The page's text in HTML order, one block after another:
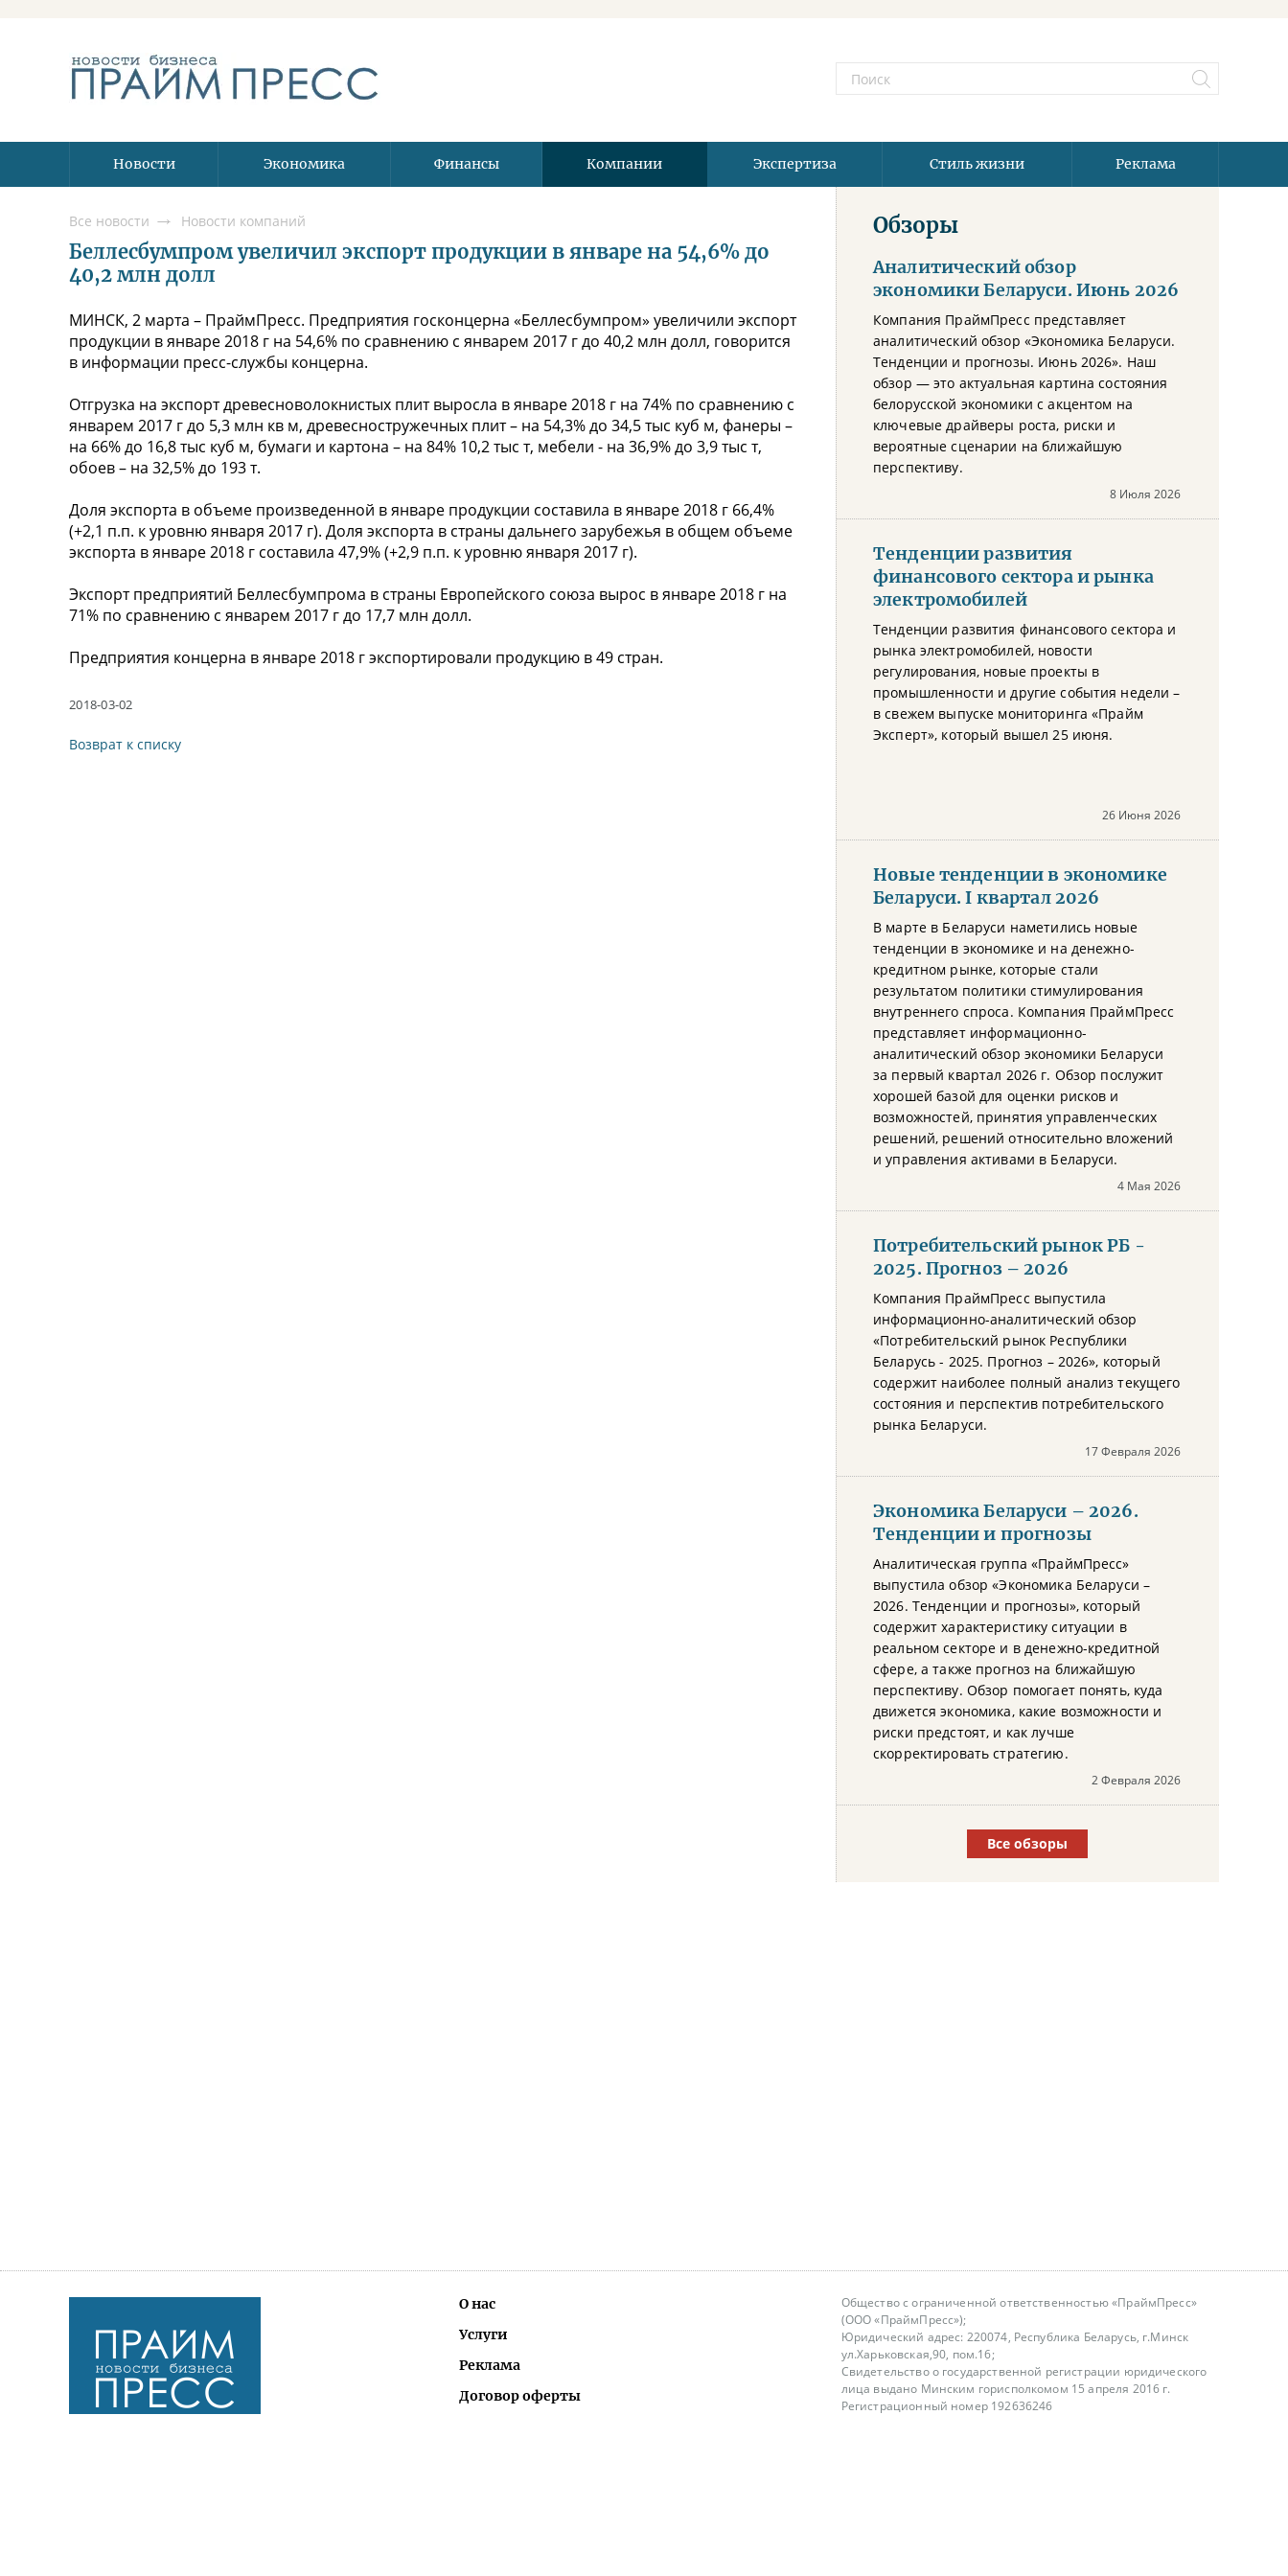
Новости Экономика Финансы Компании Экспертиза Стиль жизни Реклама
Все новости Новости компаний
Беллесбумпром увеличил экспорт продукции в январе на 54,6% до
40,2 млн долл
МИНСК, 2 марта – ПраймПресс. Предприятия госконцерна «Беллесбумпром» увеличили экспорт
продукции в январе 2018 г на 54,6% по сравнению с январем 2017 г до 40,2 млн долл, говорится
в информации пресс-службы концерна.
Отгрузка на экспорт древесноволокнистых плит выросла в январе 2018 г на 74% по сравнению с
январем 2017 г до 5,3 млн кв м, древесностружечных плит – на 54,3% до 34,5 тыс куб м, фанеры –
на 66% до 16,8 тыс куб м, бумаги и картона – на 84% 10,2 тыс т, мебели - на 36,9% до 3,9 тыс т,
обоев – на 32,5% до 193 т.
Доля экспорта в объеме произведенной в январе продукции составила в январе 2018 г 66,4%
(+2,1 п.п. к уровню января 2017 г). Доля экспорта в страны дальнего зарубежья в общем объеме
экспорта в январе 2018 г составила 47,9% (+2,9 п.п. к уровню января 2017 г).
Экспорт предприятий Беллесбумпрома в страны Европейского союза вырос в январе 2018 г на
71% по сравнению с январем 2017 г до 17,7 млн долл.
Предприятия концерна в январе 2018 г экспортировали продукцию в 49 стран.
2018-03-02
Возврат к списку
Обзоры
Аналитический обзор
экономики Беларуси. Июнь 2026
Компания ПраймПресс представляет
аналитический обзор «Экономика Беларуси.
Тенденции и прогнозы. Июнь 2026». Наш
обзор — это актуальная картина состояния
белорусской экономики с акцентом на
ключевые драйверы роста, риски и
вероятные сценарии на ближайшую
перспективу.
8 Июля 2026
Тенденции развития
финансового сектора и рынка
электромобилей
Тенденции развития финансового сектора и
рынка электромобилей, новости
регулирования, новые проекты в
промышленности и другие события недели –
в свежем выпуске мониторинга «Прайм
Эксперт», который вышел 25 июня.
26 Июня 2026
Новые тенденции в экономике
Беларуси. I квартал 2026
В марте в Беларуси наметились новые
тенденции в экономике и на денежно-
кредитном рынке, которые стали
результатом политики стимулирования
внутреннего спроса. Компания ПраймПресс
представляет информационно-
аналитический обзор экономики Беларуси
за первый квартал 2026 г. Обзор послужит
хорошей базой для оценки рисков и
возможностей, принятия управленческих
решений, решений относительно вложений
и управления активами в Беларуси.
4 Мая 2026
Потребительский рынок РБ -
2025. Прогноз – 2026
Компания ПраймПресс выпустила
информационно-аналитический обзор
«Потребительский рынок Республики
Беларусь - 2025. Прогноз – 2026», который
содержит наиболее полный анализ текущего
состояния и перспектив потребительского
рынка Беларуси.
17 Февраля 2026
Экономика Беларуси – 2026.
Тенденции и прогнозы
Аналитическая группа «ПраймПресс»
выпустила обзор «Экономика Беларуси –
2026. Тенденции и прогнозы», который
содержит характеристику ситуации в
реальном секторе и в денежно-кредитной
сфере, а также прогноз на ближайшую
перспективу. Обзор помогает понять, куда
движется экономика, какие возможности и
риски предстоят, и как лучше
скорректировать стратегию.
2 Февраля 2026
Все обзоры
О нас
Услуги
Реклама
Договор оферты
Общество с ограниченной ответственностью «ПраймПресс»
(ООО «ПраймПресс»);
Юридический адрес: 220074, Республика Беларусь, г.Минск
ул.Харьковская,90, пом.16;
Свидетельство о государственной регистрации юридического
лица выдано Минским горисполкомом 15 апреля 2016 г.
Регистрационный номер 192636246